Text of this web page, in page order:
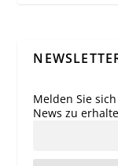
Melden Sie
News zu